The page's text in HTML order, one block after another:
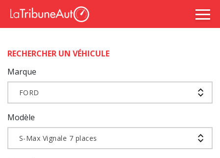
RECHERCHER UN VÉHICULE
Marque
FORD
Modèle
S-Max Vignale 7 places